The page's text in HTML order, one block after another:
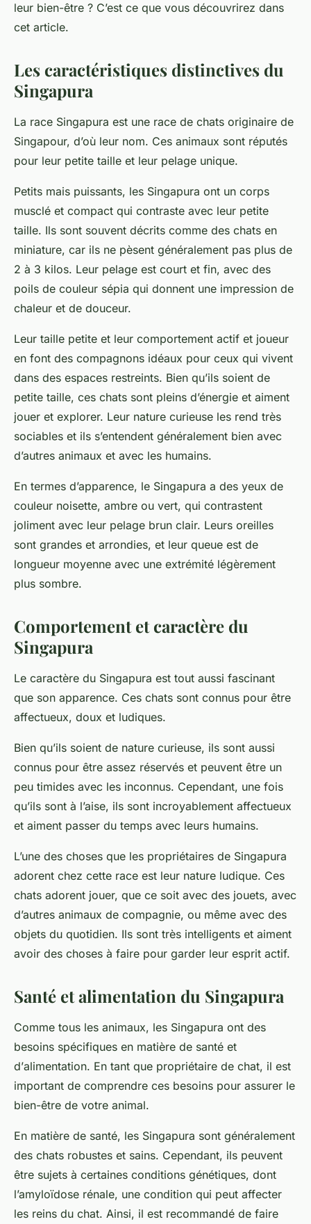
leur bien-être ? C’est ce que vous découvrirez dans
cet article.
Les caractéristiques distinctives du
Singapura
La race Singapura est une race de chats originaire de
Singapour, d’où leur nom. Ces animaux sont réputés
pour leur petite taille et leur pelage unique.
Petits mais puissants, les Singapura ont un corps
musclé et compact qui contraste avec leur petite
taille. Ils sont souvent décrits comme des chats en
miniature, car ils ne pèsent généralement pas plus de
2 à 3 kilos. Leur pelage est court et fin, avec des
poils de couleur sépia qui donnent une impression de
chaleur et de douceur.
Leur taille petite et leur comportement actif et joueur
en font des compagnons idéaux pour ceux qui vivent
dans des espaces restreints. Bien qu’ils soient de
petite taille, ces chats sont pleins d’énergie et aiment
jouer et explorer. Leur nature curieuse les rend très
sociables et ils s’entendent généralement bien avec
d’autres animaux et avec les humains.
En termes d’apparence, le Singapura a des yeux de
couleur noisette, ambre ou vert, qui contrastent
joliment avec leur pelage brun clair. Leurs oreilles
sont grandes et arrondies, et leur queue est de
longueur moyenne avec une extrémité légèrement
plus sombre.
Comportement et caractère du
Singapura
Le caractère du Singapura est tout aussi fascinant
que son apparence. Ces chats sont connus pour être
affectueux, doux et ludiques.
Bien qu’ils soient de nature curieuse, ils sont aussi
connus pour être assez réservés et peuvent être un
peu timides avec les inconnus. Cependant, une fois
qu’ils sont à l’aise, ils sont incroyablement affectueux
et aiment passer du temps avec leurs humains.
L’une des choses que les propriétaires de Singapura
adorent chez cette race est leur nature ludique. Ces
chats adorent jouer, que ce soit avec des jouets, avec
d’autres animaux de compagnie, ou même avec des
objets du quotidien. Ils sont très intelligents et aiment
avoir des choses à faire pour garder leur esprit actif.
Santé et alimentation du Singapura
Comme tous les animaux, les Singapura ont des
besoins spécifiques en matière de santé et
d’alimentation. En tant que propriétaire de chat, il est
important de comprendre ces besoins pour assurer le
bien-être de votre animal.
En matière de santé, les Singapura sont généralement
des chats robustes et sains. Cependant, ils peuvent
être sujets à certaines conditions génétiques, dont
l’amyloïdose rénale, une condition qui peut affecter
les reins du chat. Ainsi, il est recommandé de faire